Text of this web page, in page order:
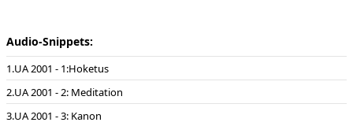
Audio-Snippets:
UA 2001 - 1:Hoketus
UA 2001 - 2: Meditation
UA 2001 - 3: Kanon
Das Werk paraphrasiert eine archaische Form der
melismatischen Melodieführung ohne Text, die seit altem
Orient, Antike, synagogalem Gesang und christlicher Frühzeit
bekannt ist und als Bestandteil des 'Allelujahs'seit dem
Mittelalter auch überliefert ist. Die Grundhaltung ist positiv, voll
Freude und Vertrauen in die sichtbare und unsichtbare Welt..